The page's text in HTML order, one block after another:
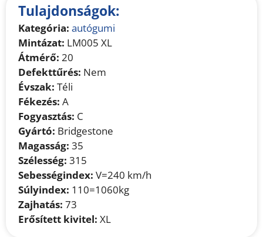
Tulajdonságok:
Kategória: autógumi
Mintázat: LM005 XL
Átmérő: 20
Defekttűrés: Nem
Évszak: Téli
Fékezés: A
Fogyasztás: C
Gyártó: Bridgestone
Magasság: 35
Szélesség: 315
Sebességindex: V=240 km/h
Súlyindex: 110=1060kg
Zajhatás: 73
Erősített kivitel: XL